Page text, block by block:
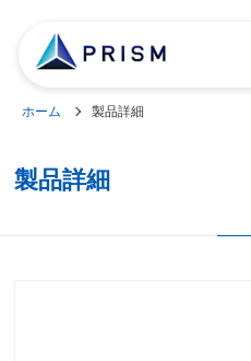
ホーム 製品詳細
製品詳細